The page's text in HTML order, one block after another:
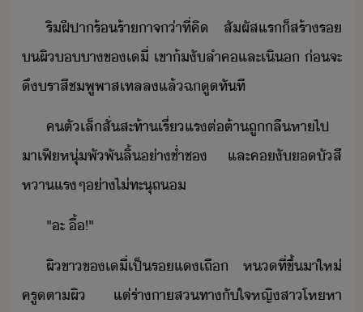
ริฝีปา​ร้​ร้าาจ​่า​ที่​คิ​ ​สัผัส​แร​็​สร้า​ร​
​ผิ​า​ข​เี​่​ ​เขา​้​ั​ลำค​และ​เิ​​ ​่​จะ​
ึ​รา​สีชพู​พาสเทล​ล​แล้​ฉ​ู​ทัที
ค​ตัเล็​สั่สะท้า​เรี่แร​ต่ต้า​ถู​ลื​หา​ไป​ ​
าเฟี​หุ่​พัพั​ลิ้​่า​ช่ำช​ ​และ​ค​ั​​ัสี​
หา​แร​ๆ​่า​ไ่​ทะุถ
"​ะ​ ​ื้​!​"​
ผิขา​ข​เี​่​เป็​ร​แเถื​ ​ห​ที่​ขึ้​า​ให่​
ครู​ตา​ผิ​ ​แต่​ร่าา​สทา​ั​ใจ​หญิสา​โหหา​